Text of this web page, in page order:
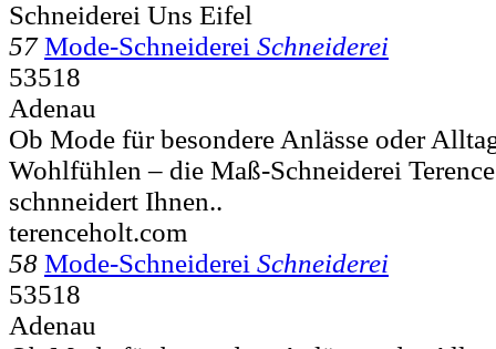
Schneiderei Uns Eifel
57 Mode-Schneiderei Schneiderei
53518
Adenau
Ob Mode für besondere Anlässe oder
Wohlfühlen – die Maß-Schneiderei
schnneidert Ihnen..
terenceholt.com
58 Mode-Schneiderei Schneiderei
53518
Adenau